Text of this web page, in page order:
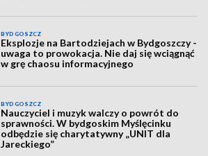
BYDGOSZCZ
Eksplozje na Bartodziejach w Bydgoszczy -
uwaga to prowokacja. Nie daj się wciągnąć
w grę chaosu informacyjnego
BYDGOSZCZ
Nauczyciel i muzyk walczy o powrót do
sprawności. W bydgoskim Myślęcinku
odbędzie się charytatywny „UNIT dla
Jareckiego”